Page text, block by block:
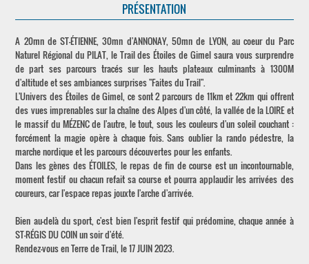
PRÉSENTATION
A 20mn de ST-ÉTIENNE, 30mn d'ANNONAY, 50mn de LYON, au coeur du Parc
Naturel Régional du PILAT, le Trail des Étoiles de Gimel saura vous surprendre
de part ses parcours tracés sur les hauts plateaux culminants à 1300M
d'altitude et ses ambiances surprises "Faites du Trail".
L'Univers des Étoiles de Gimel, ce sont 2 parcours de 11km et 22km qui offrent
des vues imprenables sur la chaîne des Alpes d'un côté, la vallée de la LOIRE et
le massif du MÉZENC de l'autre, le tout, sous les couleurs d'un soleil couchant :
forcément la magie opère à chaque fois. Sans oublier la rando pédestre, la
marche nordique et les parcours découvertes pour les enfants.
Dans les gènes des ÉTOILES, le repas de fin de course est un incontournable,
moment festif ou chacun refait sa course et pourra applaudir les arrivées des
coureurs, car l'espace repas jouxte l'arche d'arrivée.
Bien au-delà du sport, c'est bien l'esprit festif qui prédomine, chaque année à
ST-RÉGIS DU COIN un soir d'été.
Rendez-vous en Terre de Trail, le 17 JUIN 2023.